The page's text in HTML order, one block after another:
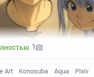
1
Art Konosuba Aqua Pixiv